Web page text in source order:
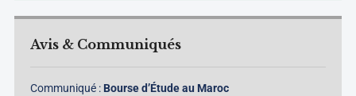
Avis & Communiqués
Communiqué : Bourse d’Étude au Maroc